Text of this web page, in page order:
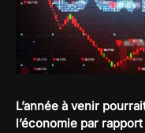
L’année à venir
l’économie par